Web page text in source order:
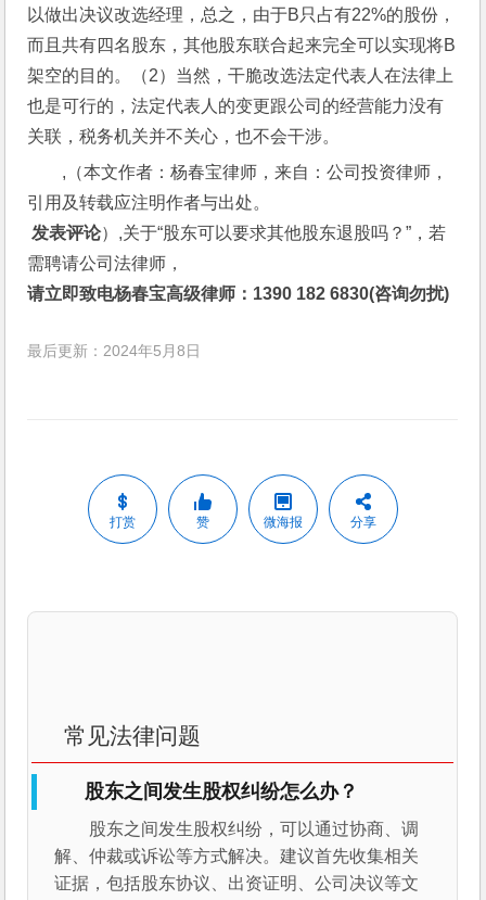
以做出决议改选经理，总之，由于B只占有22%的股份，
而且共有四名股东，其他股东联合起来完全可以实现将B
架空的目的。（2）当然，干脆改选法定代表人在法律上
也是可行的，法定代表人的变更跟公司的经营能力没有
关联，税务机关并不关心，也不会干涉。
,（本文作者：杨春宝律师，来自：公司投资律师，
引用及转载应注明作者与出处。
发表评论）,关于“股东可以要求其他股东退股吗？”，若
需聘请公司法律师，
请立即致电杨春宝高级律师：1390 182 6830(咨询勿扰)
最后更新：2024年5月8日
打赏 赞 微海报 分享
常见法律问题
股东之间发生股权纠纷怎么办？
股东之间发生股权纠纷，可以通过协商、调
解、仲裁或诉讼等方式解决。建议首先收集相关
证据，包括股东协议、出资证明、公司决议等文